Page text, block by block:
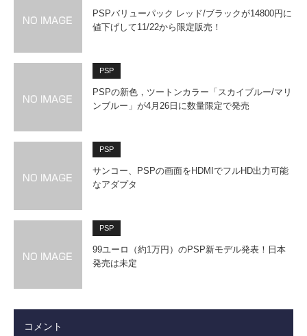
PSPバリューパック レッド/ブラックが14800円に
値下げして11/22から限定販売！
PSP
PSPの新色，ツートンカラー「スカイブルー/マリ
ンブルー」が4月26日に数量限定で発売
PSP
サンコー、PSPの画面をHDMIでフルHD出力可能
なアダプタ
PSP
99ユーロ（約1万円）のPSP新モデル発表！日本
発売は未定
コメント